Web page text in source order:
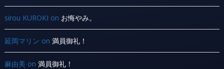
sirou KUROKI on お悔やみ。
延岡マリン on 満員御礼！
麻由美 on 満員御礼！